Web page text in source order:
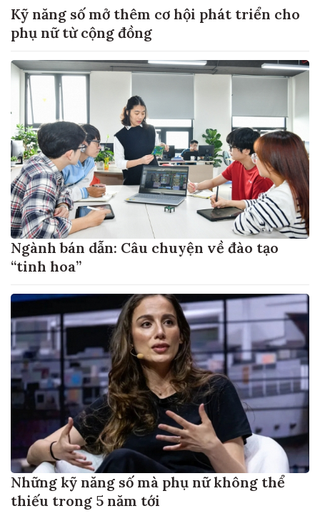
Kỹ năng số mở thêm cơ hội phát triển cho
phụ nữ từ cộng đồng
Ngành bán dẫn: Câu chuyện về đào tạo
“tinh hoa”
Những kỹ năng số mà phụ nữ không thể
thiếu trong 5 năm tới